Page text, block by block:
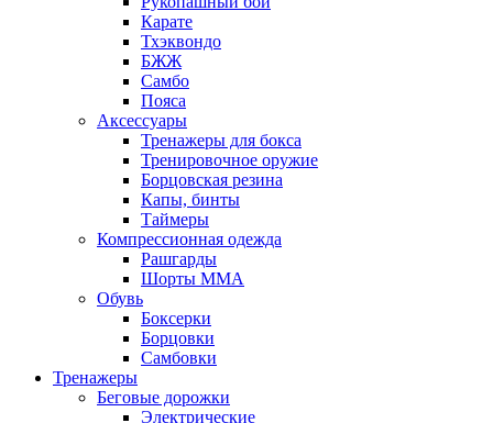
Карате
Тхэквондо
БЖЖ
Самбо
Пояса
Аксессуары
Тренажеры для бокса
Тренировочное оружие
Борцовская резина
Капы, бинты
Таймеры
Компрессионная одежда
Рашгарды
Шорты MMA
Обувь
Боксерки
Борцовки
Самбовки
Тренажеры
Беговые дорожки
Электрические